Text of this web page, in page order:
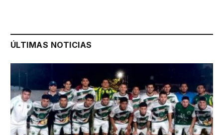
ÚLTIMAS NOTICIAS